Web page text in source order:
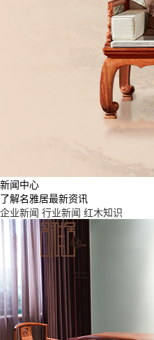
新闻中心
了解名雅居最新资讯
企业新闻 行业新闻 红木知识